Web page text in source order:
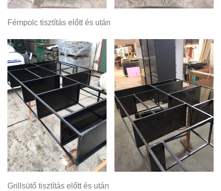
Fémpolc tisztítás előtt és után
Grillsütő tisztítás előtt és után